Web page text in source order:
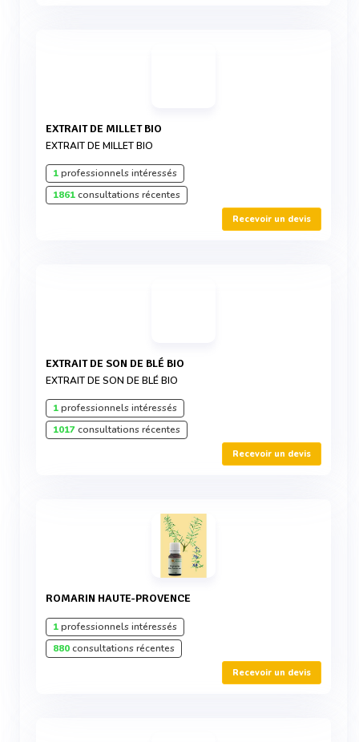
EXTRAIT DE MILLET BIO
EXTRAIT DE MILLET BIO
1professionnels intéressés
1861consultations récentes
Recevoir un devis
EXTRAIT DE SON DE BLÉ BIO
EXTRAIT DE SON DE BLÉ BIO
1professionnels intéressés
1017consultations récentes
Recevoir un devis
ROMARIN HAUTE-PROVENCE
1professionnels intéressés
880consultations récentes
Recevoir un devis